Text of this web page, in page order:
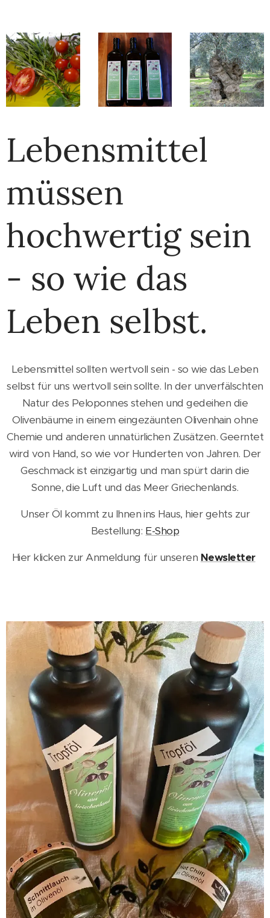
Lebensmittel
müssen
hochwertig sein
- so wie das
Leben selbst.
Lebensmittel sollten wertvoll sein - so wie das Leben
selbst für uns wertvoll sein sollte. In der unverfälschten
Natur des Peloponnes stehen und gedeihen die
Olivenbäume in einem eingezäunten Olivenhain ohne
Chemie und anderen unnatürlichen Zusätzen. Geerntet
wird von Hand, so wie vor Hunderten von Jahren. Der
Geschmack ist einzigartig und man spürt darin die
Sonne, die Luft und das Meer Griechenlands.
Unser Öl kommt zu Ihnen ins Haus, hier gehts zur
Bestellung: E-Shop
Hier klicken zur Anmeldung für unseren Newsletter